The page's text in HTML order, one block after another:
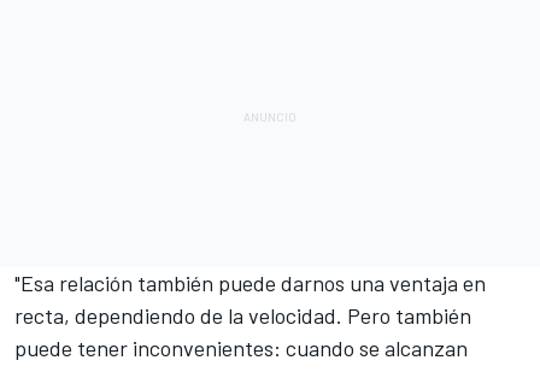
"Esa relación también puede darnos una ventaja en
recta, dependiendo de la velocidad. Pero también
puede tener inconvenientes: cuando se alcanzan